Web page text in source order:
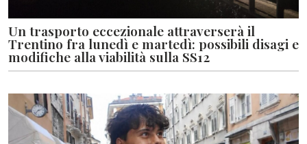
Un trasporto eccezionale attraverserà il
Trentino fra lunedì e martedì: possibili disagi e
modifiche alla viabilità sulla SS12